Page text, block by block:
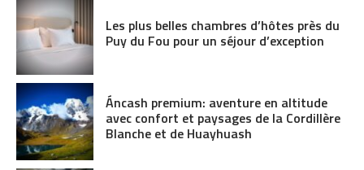
Les plus belles chambres d’hôtes près du
Puy du Fou pour un séjour d’exception
Áncash premium: aventure en altitude
avec confort et paysages de la Cordillère
Blanche et de Huayhuash